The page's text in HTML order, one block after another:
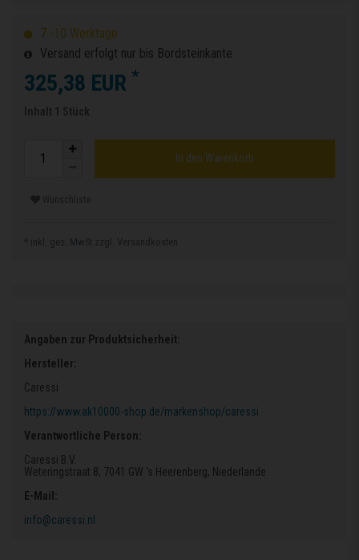
7 -10 Werktage
Versand erfolgt nur bis Bordsteinkante
325,38 EUR *
Inhalt 1 Stück
In den Warenkorb
Wunschliste
* inkl. ges. MwSt.zzgl. Versandkosten
Angaben zur Produktsicherheit:
Hersteller:
Caressi
https://www.ak10000-shop.de/markenshop/caressi
Verantwortliche Person:
Caressi B.V.
Weteringstraat 8, 7041 GW 's Heerenberg, Niederlande
E-Mail:
info@caressi.nl